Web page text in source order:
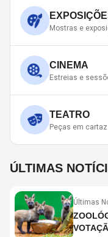
Mostras e
CINEMA
Estreias e
TEATRO
Peças em cartaz
ÚLTIMAS
Últimas